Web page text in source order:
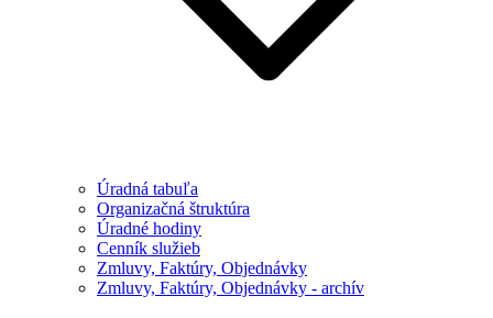
Úradná tabuľa
Organizačná štruktúra
Úradné hodiny
Cenník služieb
Zmluvy, Faktúry, Objednávky
Zmluvy, Faktúry, Objednávky - archív